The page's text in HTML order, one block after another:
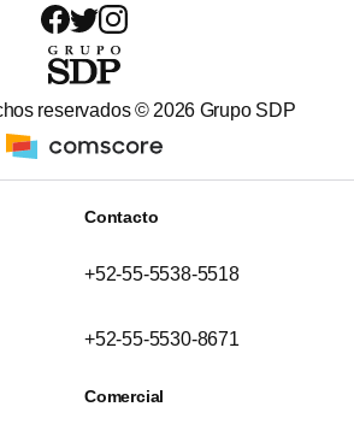
reservados ©2026 Grupo SDP
Contacto
+52-55-5538-5518
+52-55-5530-8671
Comercial